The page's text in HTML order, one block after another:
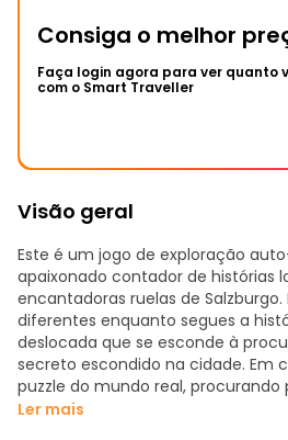
Consiga o melhor
Faça login agora para ver quanto
com o Smart Traveller
Visão geral
Este é um jogo de exploração
apaixonado contador de histórias
encantadoras ruelas de Salzburgo.
diferentes enquanto segues a
deslocada que se esconde à
secreto escondido na cidade. Em
puzzle do mundo real, procurando
monumentos, graffitis e fachadas.
Ler mais